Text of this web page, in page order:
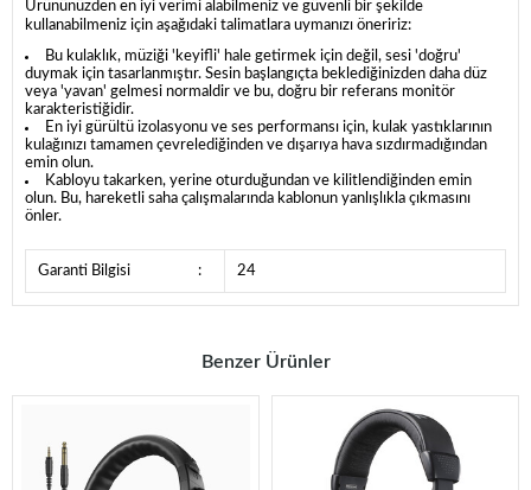
Ürününüzden en iyi verimi alabilmeniz ve güvenli bir şekilde
kullanabilmeniz için aşağıdaki talimatlara uymanızı öneririz:
Bu kulaklık, müziği 'keyifli' hale getirmek için değil, sesi 'doğru'
duymak için tasarlanmıştır. Sesin başlangıçta beklediğinizden daha düz
veya 'yavan' gelmesi normaldir ve bu, doğru bir referans monitör
karakteristiğidir.
En iyi gürültü izolasyonu ve ses performansı için, kulak yastıklarının
kulağınızı tamamen çevrelediğinden ve dışarıya hava sızdırmadığından
emin olun.
Kabloyu takarken, yerine oturduğundan ve kilitlendiğinden emin
olun. Bu, hareketli saha çalışmalarında kablonun yanlışlıkla çıkmasını
önler.
Garanti Bilgisi : 24
Benzer Ürünler